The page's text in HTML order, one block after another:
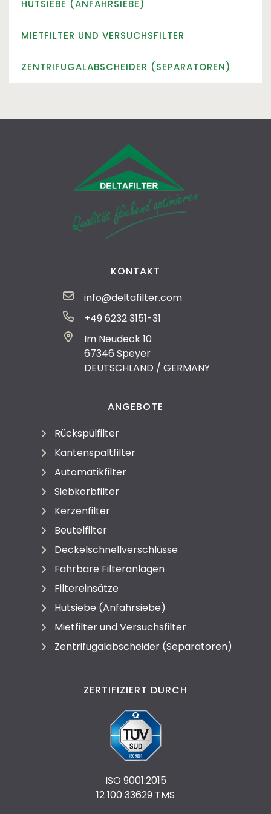
Siebkörbe
HUTSIEBE (ANFAHRSIEBE)
MIETFILTER UND VERSUCHSFILTER
ZENTRIFUGALABSCHEIDER (SEPARATOREN)
KONTAKT
info@deltafilter.com
+49 6232 3151-31
Im Neudeck 10
67346 Speyer
DEUTSCHLAND / GERMANY
ANGEBOTE
Rückspülfilter
Kantenspaltfilter
Automatikfilter
Siebkorbfilter
Kerzenfilter
Beutelfilter
Deckelschnellverschlüsse
Fahrbare Filteranlagen
Filtereinsätze
Hutsiebe (Anfahrsiebe)
Mietfilter und Versuchsfilter
Zentrifugalabscheider (Separatoren)
ZERTIFIZIERT DURCH
ISO 9001:2015
12 100 33629 TMS